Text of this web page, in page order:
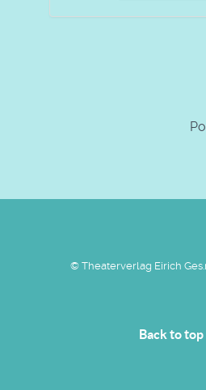
© Theaterverlag Eirich
Back to top